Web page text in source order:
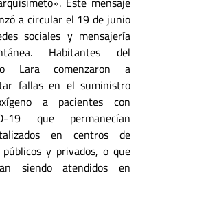
a circular el 19 de junio
sociales y mensajería
Habitantes del
Lara comenzaron a
fallas en el suministro
a pacientes con
19 que permanecían
en centros de
y privados, o que
siendo atendidos en